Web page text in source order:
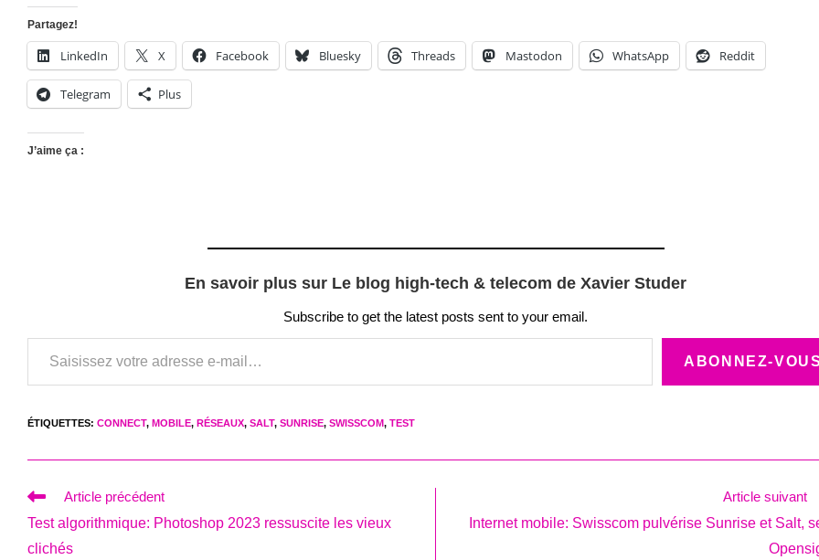
Partagez!
LinkedIn X Facebook Bluesky Threads Mastodon WhatsApp Reddit
Telegram Plus
J’aime ça :
En savoir plus sur Le blog high-tech & telecom de Xavier Studer
Subscribe to get the latest posts sent to your email.
Saisissez votre adresse e-mail…
ABONNEZ-VOUS
ÉTIQUETTES: CONNECT, MOBILE, RÉSEAUX, SALT, SUNRISE, SWISSCOM, TEST
Read
articles
Article précédent
Test algorithmique: Photoshop 2023 ressuscite les vieux
clichés
Article suivant
Internet mobile: Swisscom pulvérise Sunrise et Salt,